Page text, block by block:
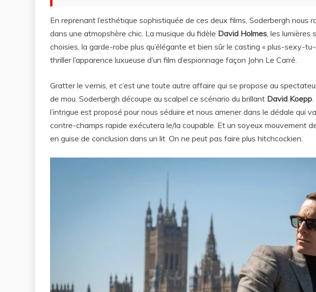
En reprenant l’esthétique sophistiquée de ces deux films, Soderbergh nous
dans une atmopshère chic. La musique du fidèle David Holmes , les
choisies, la garde-robe plus qu’élégante et bien sûr le casting « plus-sexy-
thriller l’apparence luxueuse d’un film d’espionnage façon John Le Carré.
Gratter le vernis, et c’est une toute autre affaire qui se propose au
de mou. Soderbergh découpe au scalpel ce scénario du brillant David Koepp
l’intrigue est proposé pour nous séduire et nous amener dans le dédale qui
contre-champs rapide exécutera le/la coupable. Et un soyeux mouvement
en guise de conclusion dans un lit. On ne peut pas faire plus hitchcockien.